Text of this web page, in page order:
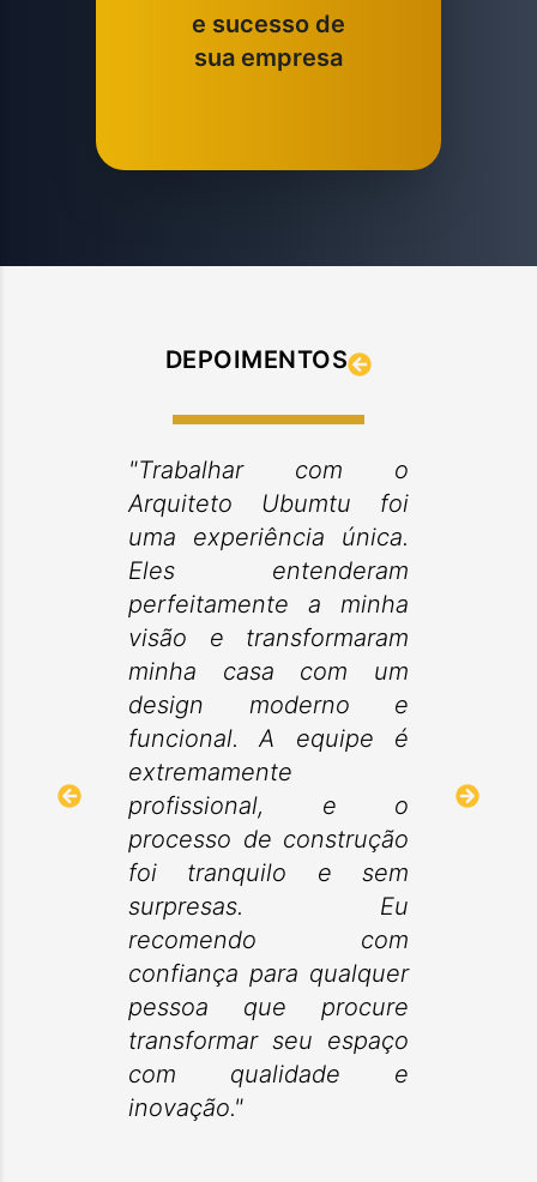
e sucesso de
sua empresa
DEPOIMENTOS
"Trabalhar com o
Arquiteto Ubumtu foi
uma experiência única.
Eles entenderam
perfeitamente a minha
visão e transformaram
minha casa com um
design moderno e
funcional. A equipe é
extremamente
profissional, e o
processo de construção
foi tranquilo e sem
surpresas. Eu
recomendo com
confiança para qualquer
pessoa que procure
transformar seu espaço
com qualidade e
inovação."